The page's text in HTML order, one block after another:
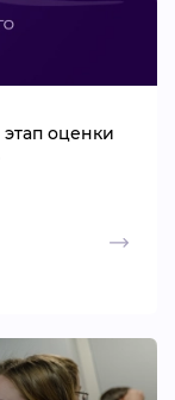
оценки